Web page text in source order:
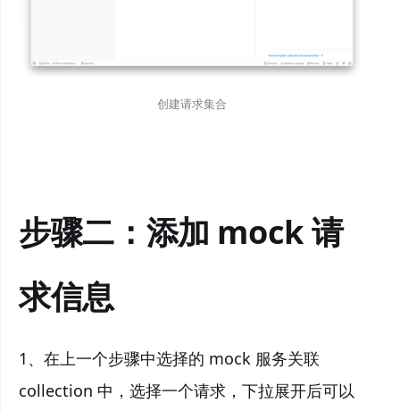
创建请求集合
步骤二：添加 mock 请
求信息
1、在上一个步骤中选择的 mock 服务关联
collection 中，选择一个请求，下拉展开后可以